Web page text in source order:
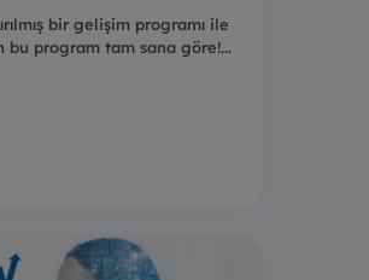
bir gelişim programı ile
bu program tam sana göre!...